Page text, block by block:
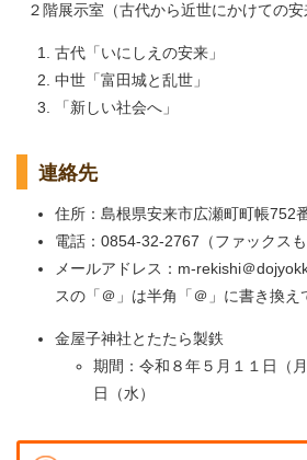
２階展示室（古代から近世にかけての安
古代「いにしえの安来」
中世「富田城と乱世」
「新しい社会へ」
連絡先
住所：島根県安来市広瀬町町帳752
電話：0854-32-2767（ファックスも
メールアドレス： m-rekishi＠
スの「＠」は半角「＠」に書き換え
金屋子神社とたたら製鉄
期間：令和８年５月１１日（
日（水）